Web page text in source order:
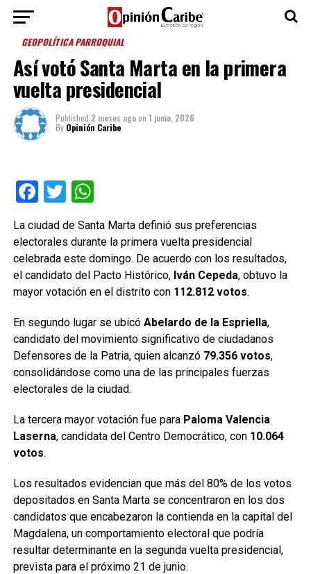
GEOPOLÍTICA PARROQUIAL
Así votó Santa Marta en la primera
vuelta presidencial
Published 2 meses agoon 1 junio, 2026
By Opinión Caribe
Facebook
TwitterWhatsApp
La ciudad de Santa Marta definió sus preferencias
electorales durante la primera vuelta presidencial
celebrada este domingo. De acuerdo con los resultados,
el candidato del Pacto Histórico, Iván Cepeda, obtuvo la
mayor votación en el distrito con 112.812 votos.
En segundo lugar se ubicó Abelardo de la Espriella,
candidato del movimiento significativo de ciudadanos
Defensores de la Patria, quien alcanzó 79.356 votos,
consolidándose como una de las principales fuerzas
electorales de la ciudad.
La tercera mayor votación fue para Paloma Valencia
Laserna, candidata del Centro Democrático, con 10.064
votos.
Los resultados evidencian que más del 80% de los votos
depositados en Santa Marta se concentraron en los dos
candidatos que encabezaron la contienda en la capital del
Magdalena, un comportamiento electoral que podría
resultar determinante en la segunda vuelta presidencial,
prevista para el próximo 21 de junio.